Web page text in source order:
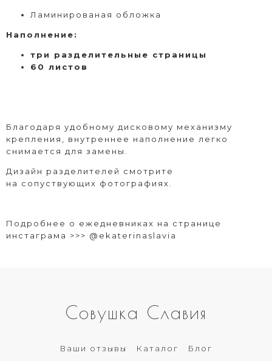
Ламинированая обложка
Наполнение:
три разделительные страницы
60 листов
Благодаря удобному дисковому механизму
крепления, внутреннее наполнение легко
снимается для замены.
Дизайн разделителей смотрите
на сопуствующих фотографиях.
Подробнее о ежедневниках на странице
инстаграма >>> @ekaterinaslavia
Совушка Славия
Ваши отзывы Каталог Блог